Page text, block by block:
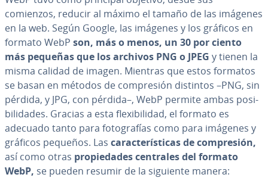
comienzos, reducir al máximo el tamaño de las imágenes
en la web. Según Google, las imágenes y los gráficos en
formato WebP son, más o menos, un 30 por ciento
más pequeñas que los archivos PNG o JPEG y tienen la
misma calidad de imagen. Mientras que estos formatos
se basan en métodos de co­m­pre­sión distintos –PNG, sin
pérdida, y JPG, con pérdida–, WebP permite ambas po­si­
bi­li­da­des. Gracias a esta fle­xi­bi­li­dad, el formato es
adecuado tanto para fo­to­gra­fías como para imágenes y
gráficos pequeños. Las ca­ra­c­te­rí­s­ti­cas de co­m­pre­sión,
así como otras pro­pie­da­des centrales del formato
WebP, se pueden resumir de la siguiente manera: